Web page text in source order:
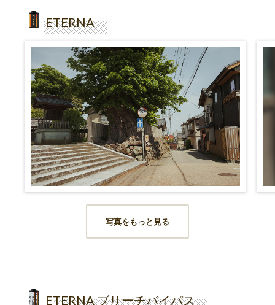
ETERNA
写真をもっと見る
ETERNA ブリーチバイパス